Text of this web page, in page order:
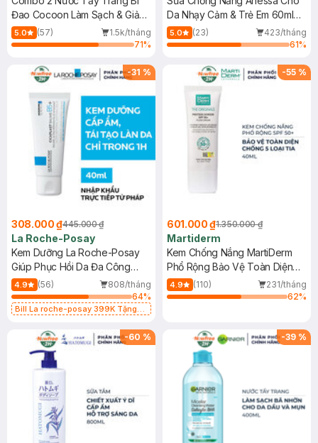
Đao Cocoon Làm Sạch & Giảm
Dầu 500ml
5.0 (57)
1.5k/tháng
71%
Da Nhạy Cảm & Trẻ Em 60ml
(Mới)
5.0 (23)
423/tháng
61%
-31 %
308.000 ₫445.000 ₫
La Roche-Posay
Kem Dưỡng La Roche-Posay
Giúp Phục Hồi Da Đa Công
Dụng 40ml
4.9 (56)
808/tháng
64%
Bill La roche-posay 399K Tặng
(SL có hạn)
-55 %
601.000 ₫1.350.000 ₫
Martiderm
Kem Chống Nắng MartiDerm
Phổ Rộng Bảo Vệ Toàn Diện
40ml
4.9 (110)
231/tháng
62%
-60 % -39 %